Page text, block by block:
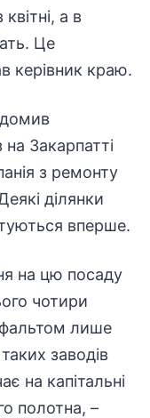
а в
Це
керівник краю.
Закарпатті
з ремонту
ділянки
вперше.
на цю посаду
чотири
лише
заводів
на капітальні
полотна, –